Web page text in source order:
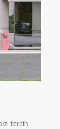
tercih